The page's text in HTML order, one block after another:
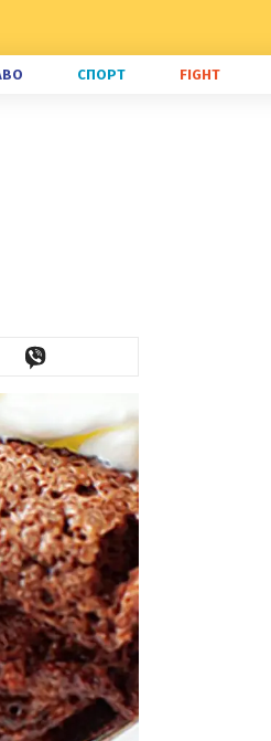
СПОРТ FIGHT